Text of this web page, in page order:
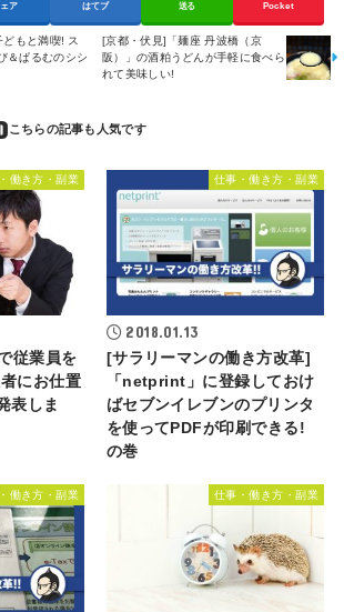
ア はてブ 送る Pocket
もと満喫! ス
＆ぱるむのシシ
[京都・伏見]「麺座 丹波橋（京
阪）」の酒粕うどんが手軽に食べら
れて美味しい!
働き方・副業
従業員を
にお仕置
表しま
仕事・働き方・副業
2018.01.13
[サラリーマンの働き方改革]
「netprint」に登録しておけ
ばセブンイレブンのプリンタ
を使ってPDFが印刷できる!
の巻
働き方・副業 仕事・働き方・副業